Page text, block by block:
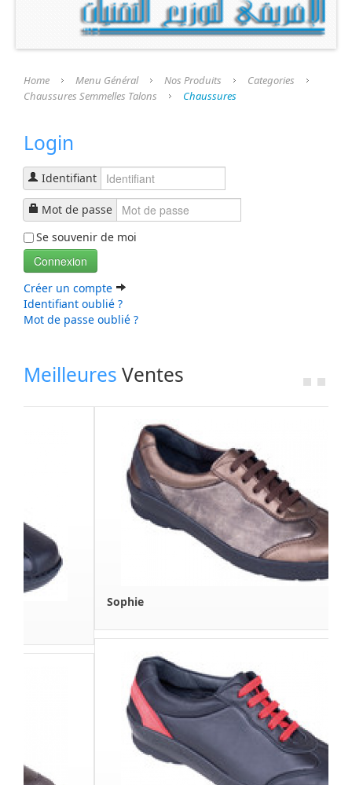
Présentation
Nos Produits
Categories
Chaussures
semelle Fini
Talons
Prothèse et Accessoires
Liste Produits
Nos Services
Espace Revendeur
Boutique en Ligne
Home Menu Général Nos Produits
Categories
Chaussures Semmelles Talons
Chaussures
Login
Identifiant
Mot de passe
Se souvenir de moi
Connexion
Créer un compte
Identifiant oublié ?
Mot de passe oublié ?
Meilleures Ventes